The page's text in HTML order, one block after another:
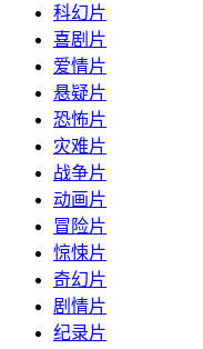
科幻片
喜剧片
爱情片
悬疑片
恐怖片
灾难片
战争片
动画片
冒险片
惊悚片
奇幻片
剧情片
纪录片